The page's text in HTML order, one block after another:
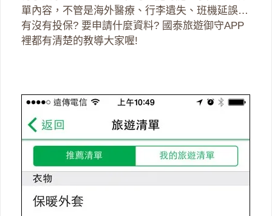
單內容，不管是海外醫療、行李遺失、班機延誤…
有沒有投保? 要申請什麼資料? 國泰旅遊御守APP
裡都有清楚的教導大家喔!